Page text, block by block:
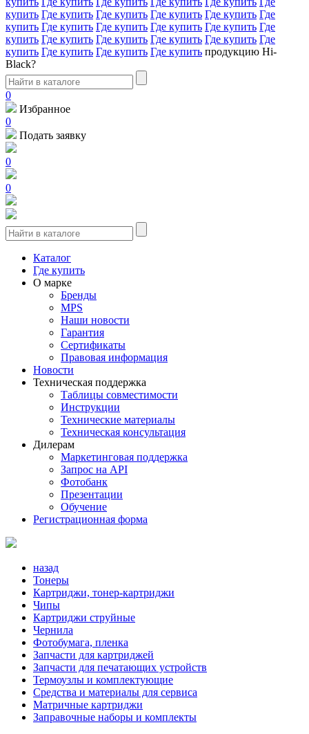
купить Где купить Где купить Где купить Где купить Где
купить Где купить Где купить Где купить Где купить Где
купить Где купить Где купить Где купить Где купить Где
купить Где купить Где купить Где купить продукцию Hi-
Black?
0
Избранное
0
Подать заявку
0
0
Каталог
Где купить
О марке
Бренды
MPS
Наши новости
Гарантия
Сертификаты
Правовая информация
Новости
Техническая поддержка
Таблицы совместимости
Инструкции
Технические материалы
Техническая консультация
Дилерам
Маркетинговая поддержка
Запрос на API
Фотобанк
Презентации
Обучение
Регистрационная форма
назад
Тонеры
Картриджи, тонер-картриджи
Чипы
Картриджи струйные
Чернила
Фотобумага, пленка
Запчасти для картриджей
Запчасти для печатающих устройств
Термоузлы и комплектующие
Средства и материалы для сервиса
Матричные картриджи
Заправочные наборы и комплекты